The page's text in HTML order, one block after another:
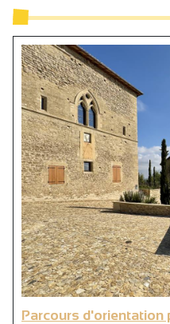
Parcours d'orientation